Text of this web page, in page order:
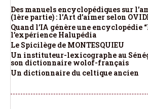
Des manuels encyclopédiques sur
(1ère partie) : l’Art d’aimer selon
Quand l’IA génère une encyclopédie
l’expérience Halupédia
Le Spicilège de MONTESQUIEU
Un instituteur-lexicographe au
son dictionnaire wolof-français
Un dictionnaire du celtique ancien